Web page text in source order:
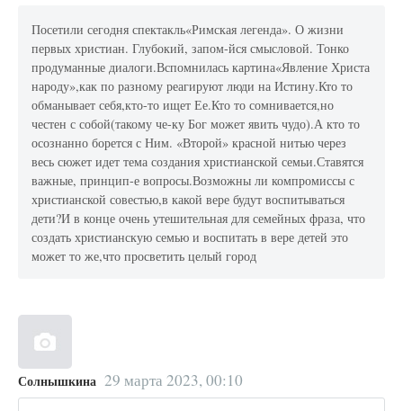
Посетили сегодня спектакль«Римская легенда». О жизни
первых христиан. Глубокий, запом-йся смысловой. Тонко
продуманные диалоги.Вспомнилась картина«Явление Христа
народу»,как по разному реагируют люди на Истину.Кто то
обманывает себя,кто-то ищет Ее.Кто то сомнивается,но
честен с собой(такому че-ку Бог может явить чудо).А кто то
осознанно борется с Ним. «Второй» красной нитью через
весь сюжет идет тема создания христианской семьи.Ставятся
важные, принцип-е вопросы.Возможны ли компромиссы с
христианской совестью,в какой вере будут воспитываться
дети?И в конце очень утешительная для семейных фраза, что
создать христианскую семью и воспитать в вере детей это
может то же,что просветить целый город
Солнышкина 29 марта 2023, 00:10